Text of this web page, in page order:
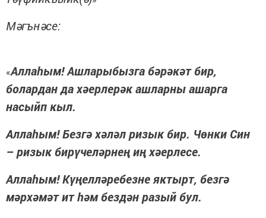
Мәгънәсе:
«Аллаһым! Ашларыбызга бәрәкәт бир,
болардан да хәерлерәк ашларны ашарга
насыйп кыл.
Аллаһым! Безгә хәләл ризык бир. Чөнки Син
– ризык бирүчеләрнең иң хәерлесе.
Аллаһым! Күңелләребезне яктырт, безгә
мәрхәмәт ит һәм бездән разый бул.